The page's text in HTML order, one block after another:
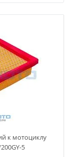
к мотоциклу
5